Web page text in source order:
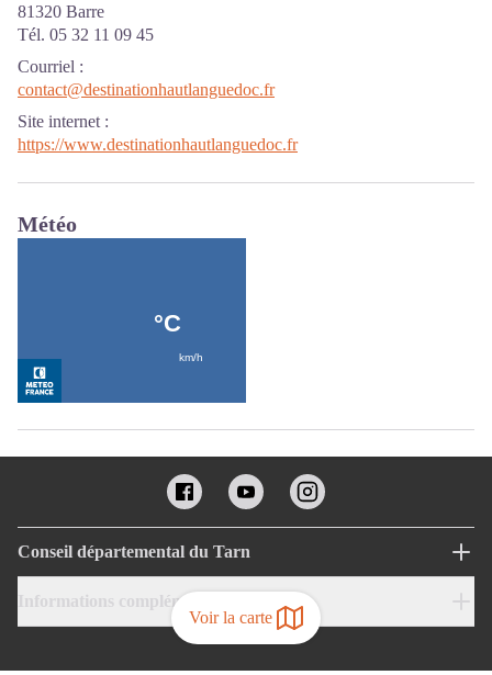
Voir la carte
81320 Barre
Tél. 05 32 11 09 45
Courriel :
contact@destinationhautlanguedoc.fr
Site internet :
https://www.destinationhautlanguedoc.fr
Météo
Conseil départemental du Tarn
Informations complémentaires